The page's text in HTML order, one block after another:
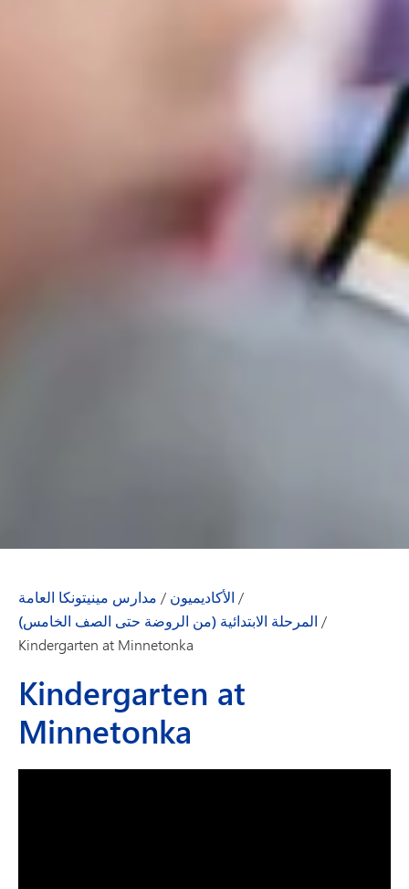
مدارس مينيتونكا العامة / الأكاديميون /
المرحلة الابتدائية (من الروضة حتى الصف الخامس) /
Kindergarten at Minnetonka
Kindergarten at
Minnetonka